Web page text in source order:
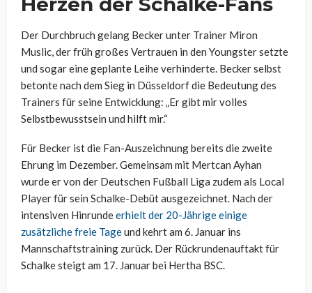
Der Durchbruch gelang Becker unter Trainer Miron
Muslic, der früh großes Vertrauen in den Youngster setzte
und sogar eine geplante Leihe verhinderte. Becker selbst
betonte nach dem Sieg in Düsseldorf die Bedeutung des
Trainers für seine Entwicklung: „Er gibt mir volles
Selbstbewusstsein und hilft mir.“
Für Becker ist die Fan-Auszeichnung bereits die zweite
Ehrung im Dezember. Gemeinsam mit Mertcan Ayhan
wurde er von der Deutschen Fußball Liga zudem als Local
Player für sein Schalke-Debüt ausgezeichnet. Nach der
intensiven Hinrundeerhielt der 20-Jährige einige
zusätzliche freie Tageund kehrt am 6. Januar ins
Mannschaftstraining zurück. Der Rückrundenauftakt für
Schalke steigt am 17. Januar bei Hertha BSC.